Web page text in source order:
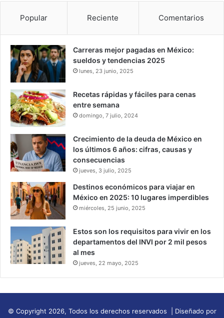
Popular Reciente Comentarios
Carreras mejor pagadas en México:
sueldos y tendencias 2025
lunes, 23 junio, 2025
Recetas rápidas y fáciles para cenas
entre semana
domingo, 7 julio, 2024
Crecimiento de la deuda de México en
los últimos 6 años: cifras, causas y
consecuencias
jueves, 3 julio, 2025
Destinos económicos para viajar en
México en 2025: 10 lugares imperdibles
miércoles, 25 junio, 2025
Estos son los requisitos para vivir en los
departamentos del INVI por 2 mil pesos
al mes
jueves, 22 mayo, 2025
© Copyright 2026, Todos los derechos reservados | Diseñado por